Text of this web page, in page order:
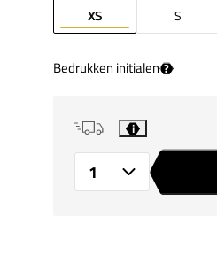
XS S
Bedrukken initialen ?
i